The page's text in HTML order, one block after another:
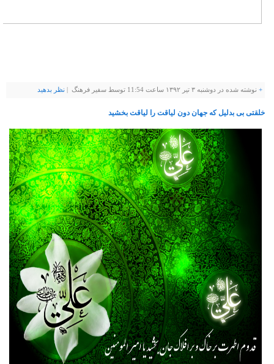
+ نوشته شده در دوشنبه ۳ تیر ۱۳۹۲ ساعت 11:54 توسط سفیر فرهنگ | نظر بدهيد
خلقتی بی بدلیل که جهان دون لیاقت را لیاقت بخشید